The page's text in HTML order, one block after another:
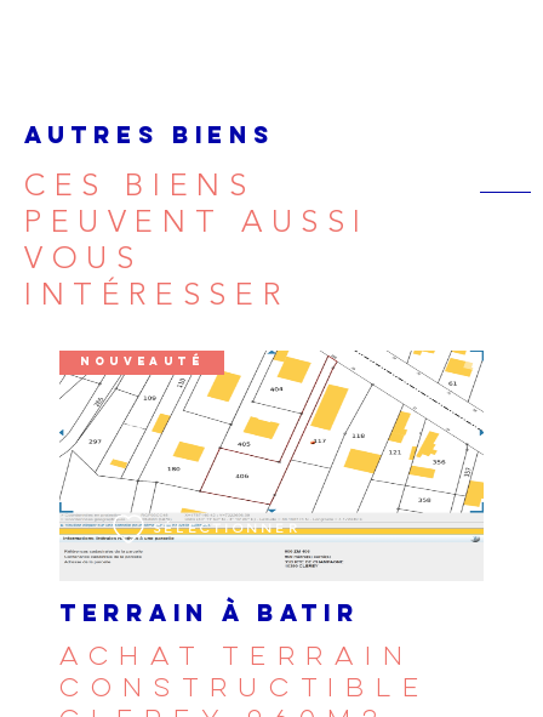
AUTRES BIENS
CES BIENS
PEUVENT AUSSI
VOUS
INTÉRESSER
TERRAIN À BATIR
ACHAT TERRAIN
CONSTRUCTIBLE
NOUVEAUTÉ
SÉLECTIONNER
VOIR LE BIEN